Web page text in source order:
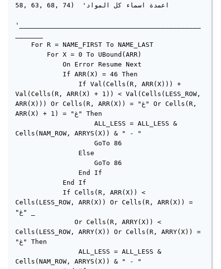
58, 63, 68, 74)  'اعمدة اسماء كل المواد
'______________________________________________
    For R = NAME_FIRST To NAME_LAST
        For X = 0 To UBound(ARR)
            On Error Resume Next
            If ARR(X) = 46 Then
                If Val(Cells(R, ARR(X))) +
Val(Cells(R, ARR(X) + 1)) < Val(Cells(LESS_ROW,
ARR(X))) Or Cells(R, ARR(X)) = "غ" Or Cells(R,
ARR(X) + 1) = "غ" Then
                    ALL_LESS = ALL_LESS &
Cells(NAM_ROW, ARRYS(X)) & " - "
                    GoTo 86
                Else
                    GoTo 86
                End If
            End If
            If Cells(R, ARR(X)) <
Cells(LESS_ROW, ARR(X)) Or Cells(R, ARR(X)) =
"غ" _
               Or Cells(R, ARRY(X)) <
Cells(LESS_ROW, ARRY(X)) Or Cells(R, ARRY(X)) =
"غ" Then
                ALL_LESS = ALL_LESS &
Cells(NAM_ROW, ARRYS(X)) & " - "